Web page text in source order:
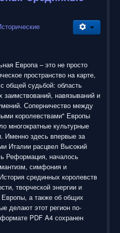
Европа – это не просто
пространство на карте,
общей судьбой: область
заимствований, навязываний и
Соперничество между
королевствами" Европы
многократные культурные
Именно здесь впервые за
Италии расцвел Высокий
Реформация, началось
симфония и
срединных королевств
творческой энергии и
а также об общих
делают этот регион по-
PDF A4 сохранен